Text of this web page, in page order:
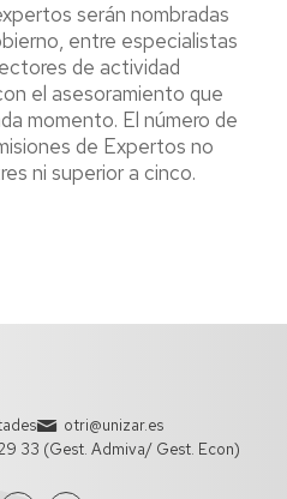
serán nombradas
entre especialistas
de actividad
el asesoramiento que
momento. El número de
de Expertos no
ni superior a cinco.
otri@unizar.es
33 (Gest. Admiva/ Gest. Econ)